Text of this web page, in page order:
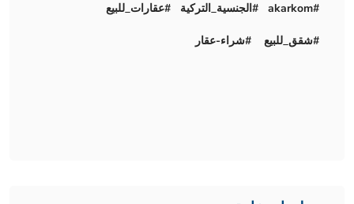
#akarkom #الجنسية_التركية #عقارات_للبيع
#شقق_للبيع #شراء-عقار